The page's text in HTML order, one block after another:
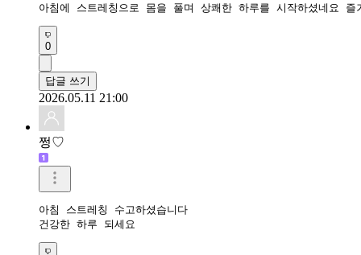
아침에 스트레칭으로 몸을 풀며 상쾌한 하루를 시작하셨네요
0
답글 쓰기
2026.05.11 21:00
쩡♡
아침 스트레칭 수고하셨습니다
건강한 하루 되세요